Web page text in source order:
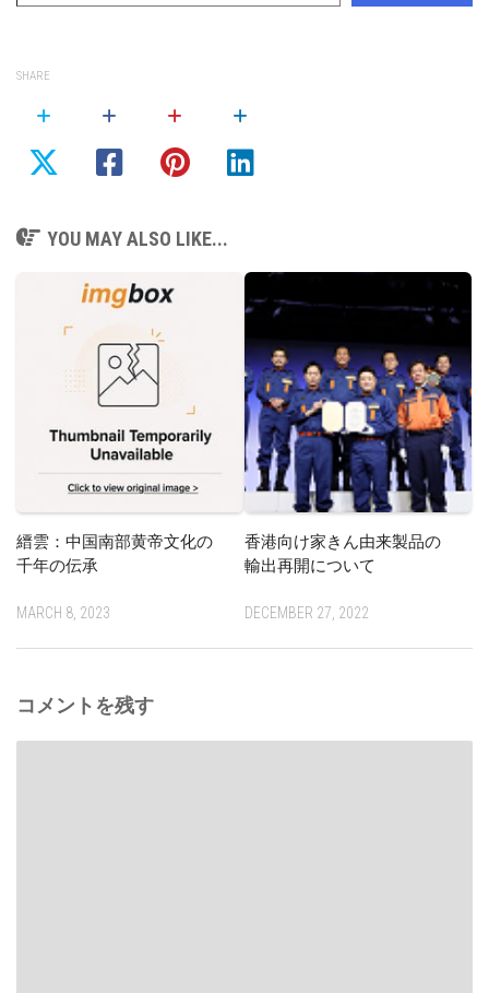
SHARE
YOU MAY ALSO LIKE...
縉雲：中国南部黄帝文化の
千年の伝承
MARCH 8, 2023
香港向け家きん由来製品の
輸出再開について
DECEMBER 27, 2022
コメントを残す